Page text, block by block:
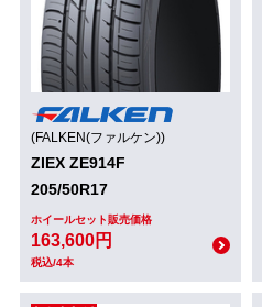
(FALKEN(ファルケン))
ZIEX ZE914F
205/50R17
ホイールセット販売価格
163,600円
税込/4本